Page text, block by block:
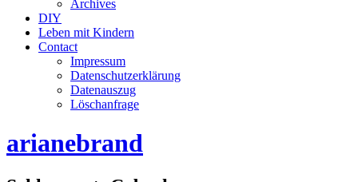
Archives
DIY
Leben mit Kindern
Contact
Impressum
Datenschutzerklärung
Datenauszug
Löschanfrage
arianebrand